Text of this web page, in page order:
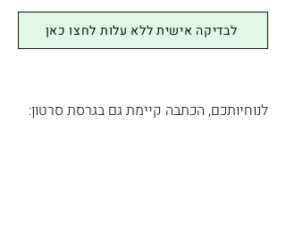
לבדיקה אישית ללא עלות לחצו כאן
לנוחיותכם, הכתבה קיימת גם בגרסת סרטון: